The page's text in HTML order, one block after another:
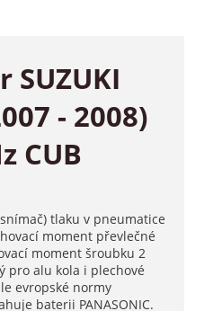
SUZUKI
- 2008)
CUB
tlaku v pneumatice
moment převlečné
moment šroubku 2
pro alu kola i plechové
evropské normy
baterii PANASONIC.